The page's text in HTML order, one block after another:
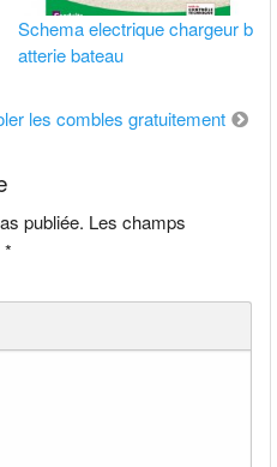
Schema electrique chargeur b
atterie bateau
les combles gratuitement
publiée. Les champs
*